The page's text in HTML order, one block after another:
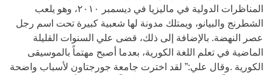
المناظرات الدولية في ماليزيا في ديسمبر ٢٠١٠، وهو يلعب
الشطرنج والبيانو، ويمتلك مدونة لها شعبية كبيرة تحت اسم رجل
عصر النهضة. بالإضافة إلى ذلك، قضى علي السنوات القليلة
الماضية في تعلم اللغة الكورية، بعدما أصبح مهتماً بالموسيقى
الكورية .وقال علي:” لقد اخترت جامعة جورجتاون لأسباب واضحة